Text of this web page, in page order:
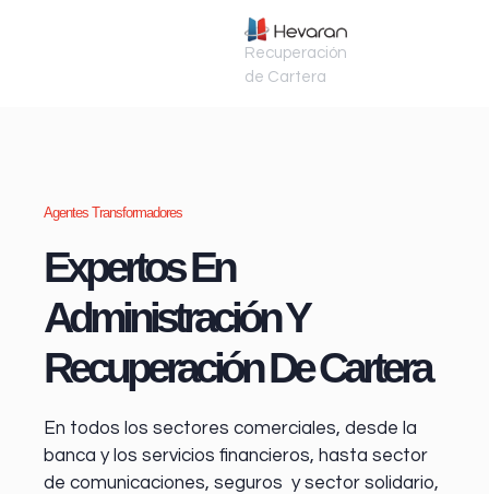
Recuperación
de Cartera
Agentes Transformadores
Expertos En
Administración Y
Recuperación De Cartera
En todos los sectores comerciales, desde la
banca y los servicios financieros, hasta sector
de comunicaciones, seguros y sector solidario,